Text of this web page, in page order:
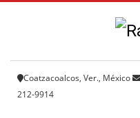
Coatzacoalcos, Ver., México
212-9914